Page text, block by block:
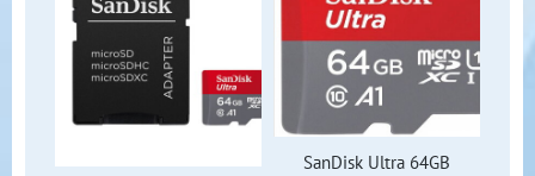
SanDisk Ultra 64GB